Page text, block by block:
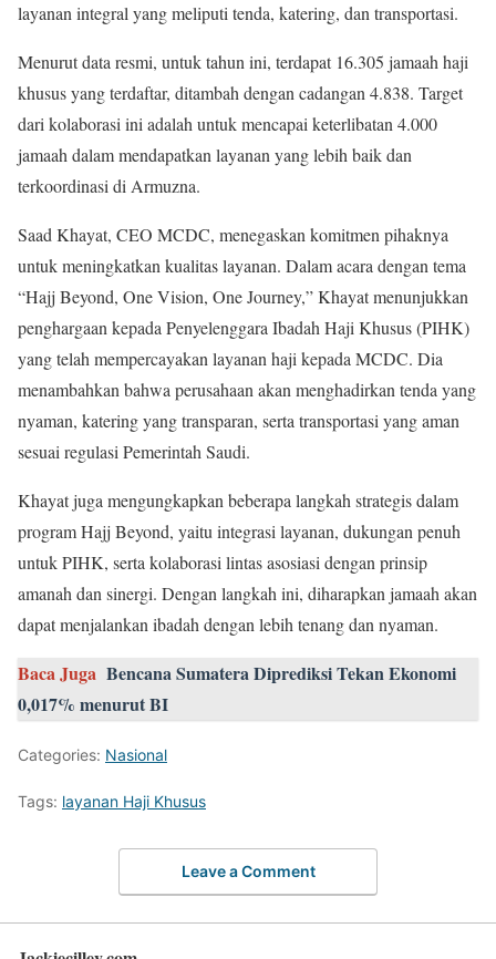
layanan integral yang meliputi tenda, katering, dan transportasi.
Menurut data resmi, untuk tahun ini, terdapat 16.305 jamaah haji
khusus yang terdaftar, ditambah dengan cadangan 4.838. Target
dari kolaborasi ini adalah untuk mencapai keterlibatan 4.000
jamaah dalam mendapatkan layanan yang lebih baik dan
terkoordinasi di Armuzna.
Saad Khayat, CEO MCDC, menegaskan komitmen pihaknya
untuk meningkatkan kualitas layanan. Dalam acara dengan tema
“Hajj Beyond, One Vision, One Journey,” Khayat menunjukkan
penghargaan kepada Penyelenggara Ibadah Haji Khusus (PIHK)
yang telah mempercayakan layanan haji kepada MCDC. Dia
menambahkan bahwa perusahaan akan menghadirkan tenda yang
nyaman, katering yang transparan, serta transportasi yang aman
sesuai regulasi Pemerintah Saudi.
Khayat juga mengungkapkan beberapa langkah strategis dalam
program Hajj Beyond, yaitu integrasi layanan, dukungan penuh
untuk PIHK, serta kolaborasi lintas asosiasi dengan prinsip
amanah dan sinergi. Dengan langkah ini, diharapkan jamaah akan
dapat menjalankan ibadah dengan lebih tenang dan nyaman.
Baca Juga Bencana Sumatera Diprediksi Tekan Ekonomi
0,017% menurut BI
Categories: Nasional
Tags: layanan Haji Khusus
Leave a Comment